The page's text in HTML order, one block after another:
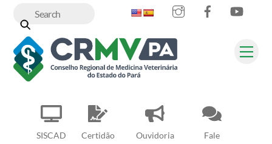
content
SISCAD
Certidão
Ouvidoria
Fale
InstagramFacebook